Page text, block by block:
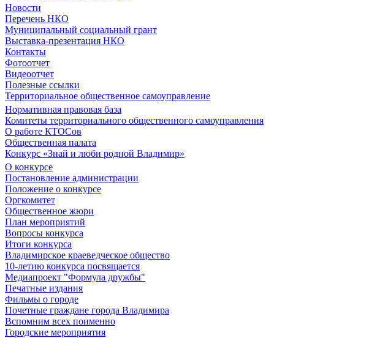
Новости
Перечень НКО
Муниципальный социальный грант
Выставка-презентация НКО
Контакты
Фотоотчет
Видеоотчет
Полезные ссылки
Территориальное общественное самоуправление
Нормативная правовая база
Комитеты территориального общественного самоуправления
О работе КТОСов
Общественная палата
Конкурс «Знай и люби родной Владимир»
О конкурсе
Постановление администрации
Положение о конкурсе
Оргкомитет
Общественное жюри
План мероприятий
Вопросы конкурса
Итоги конкурса
Владимирское краеведческое общество
10-летию конкурса посвящается
Медиапроект "Формула дружбы"
Печатные издания
Фильмы о городе
Почетные граждане города Владимира
Вспомним всех поименно
Городские мероприятия